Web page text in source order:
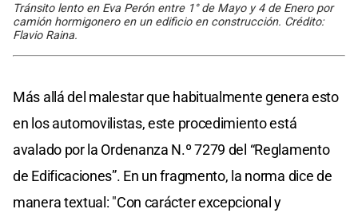
Tránsito lento en Eva Perón entre 1° de Mayo y 4 de Enero por
camión hormigonero en un edificio en construcción. Crédito:
Flavio Raina.
Más allá del malestar que habitualmente genera esto
en los automovilistas, este procedimiento está
avalado por la Ordenanza N.º 7279 del “Reglamento
de Edificaciones”. En un fragmento, la norma dice de
manera textual: "Con carácter excepcional y